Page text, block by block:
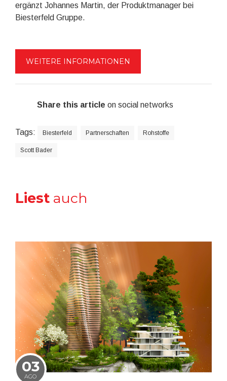
ergänzt Johannes Martin, der Produktmanager bei
Biesterfeld Gruppe.
WEITERE INFORMATIONEN
Share this article on social networks
Tags: Biesterfeld Partnerschaften Rohstoffe
Scott Bader
Liest auch
03
AGO